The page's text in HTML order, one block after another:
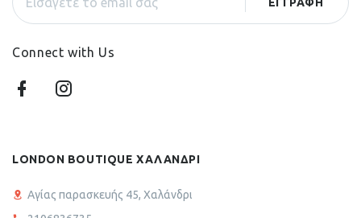
Connect with Us
LONDON BOUTIQUE ΧΑΛΑΝΔΡΙ
Αγίας παρασκευής 45, Χαλάνδρι